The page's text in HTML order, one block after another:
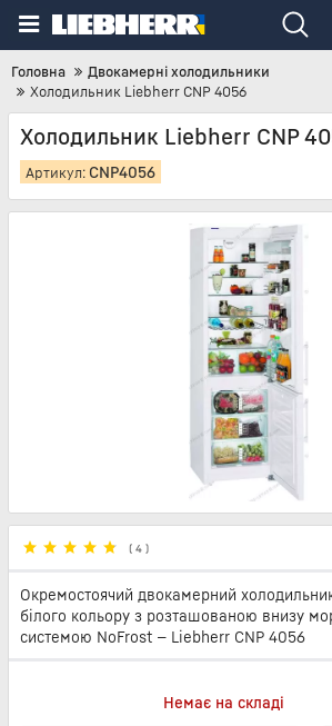
Головна
Двокамерні холодильники
Холодильник Liebherr CNP 4056
Холодильник Liebherr CNP
Артикул: CNP4056
( 4 )
Окремостоячий двокамерний
білого кольору з розташованою внизу
системою NoFrost — Liebherr CNP 4056
Немає на складі